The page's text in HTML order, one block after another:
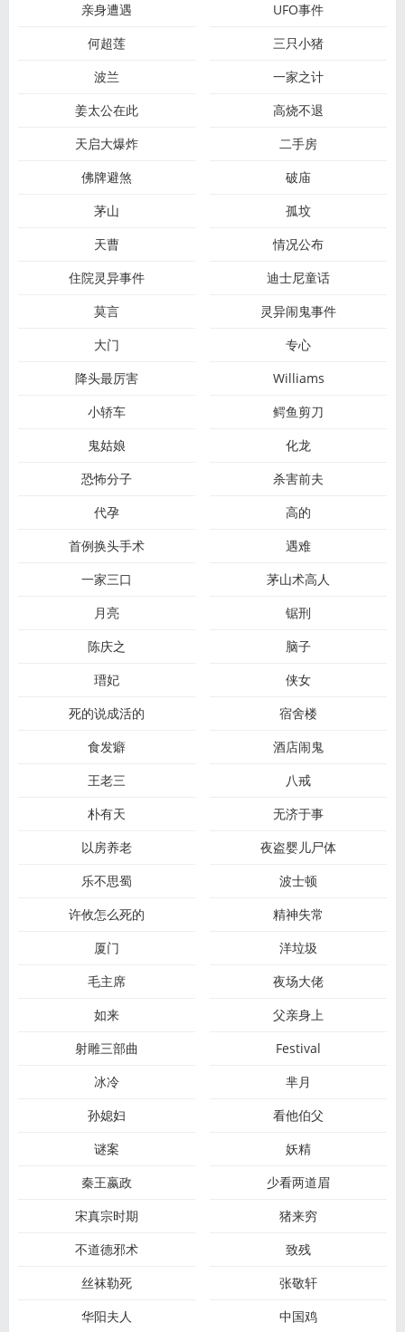
亲身遭遇
UFO事件
何超莲
三只小猪
波兰
一家之计
姜太公在此
高烧不退
天启大爆炸
二手房
佛牌避煞
破庙
茅山
孤坟
天曹
情况公布
住院灵异事件
迪士尼童话
莫言
灵异闹鬼事件
大门
专心
降头最厉害
Williams
小轿车
鳄鱼剪刀
鬼姑娘
化龙
恐怖分子
杀害前夫
代孕
高的
首例换头手术
遇难
一家三口
茅山术高人
月亮
锯刑
陈庆之
脑子
瑨妃
侠女
死的说成活的
宿舍楼
食发癖
酒店闹鬼
王老三
八戒
朴有天
无济于事
以房养老
夜盗婴儿尸体
乐不思蜀
波士顿
许攸怎么死的
精神失常
厦门
洋垃圾
毛主席
夜场大佬
如来
父亲身上
射雕三部曲
Festival
冰冷
芈月
孙媳妇
看他伯父
谜案
妖精
秦王嬴政
少看两道眉
宋真宗时期
猪来穷
不道德邪术
致残
丝袜勒死
张敬轩
华阳夫人
中国鸡